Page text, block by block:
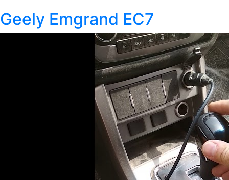
Geely Emgrand EC7